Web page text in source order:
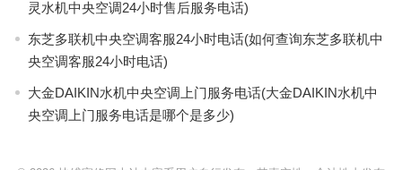
灵水机中央空调24小时售后服务电话)
东芝多联机中央空调客服24小时电话(如何查询东芝多联机中
央空调客服24小时电话)
大金DAIKIN水机中央空调上门服务电话(大金DAIKIN水机中
央空调上门服务电话是哪个是多少)